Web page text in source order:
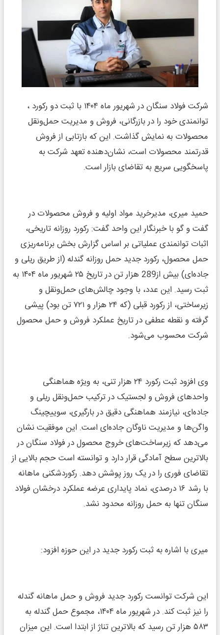
شرکت فولاد سنگان در شهریور ماه ۱۴۰۴ با ثبت دو رکورد ،
توانمندی خود را در بازرگانی، فروش و مدیریت حمل‌و‌نقل
محصولات به نمایش گذاشت. این که بازتابی از فروش
قدرتمند محصولات است، نشان‌دهنده تعهد شرکت به
پاسخگویی سریع به تقاضای بازار است.
حمید میری، مدیرخرید مواد اولیه و فروش محصولات در
گفت و گو با خبرنگار این واحد گفت: رکورد روزانه تاریخی،
اثبات توانمندی عملیاتی بر اساس گزارش بخش برنامه‌ریزی
حمل محصول، رکورد جدید حمل روزانه گندله (از طریق ریلی و
جاده‌ای) بیش از289 هزار تن در تاریخ ۲۵ شهریور ماه ۱۴۰۴ به
ثبت رسید. این عدد، با وجود چالش‌های حمل‌ونقل و
زیرساختی، از رکورد قبلی (که ۲۴ هزار و ۷۲۱ تن بود) پیشی
گرفته و نقطه عطفی در تاریخ عملکرد فروش و حمل محصول
شرکت محسوب می‌شود.
وی افزود ثبت رکورد ۲۴ هزار تنی، به‌ ویژه هماهنگی
واحدهای فروش و لجستیک در ترکیب حمل‌ونقل ریلی و
جاده‌ای، نیازمند هماهنگی دقیق در بارگیری، سوییچینگ
واگن‌ها و مدیریت ناوگان جاده‌ای است. این موفقیت نشان
می‌دهد که زیرساخت‌های خروج محصول در فولاد سنگان در
بالاترین سطح آمادگی قرار دارد و توانسته است حجم بالایی از
تقاضای فوری را در یک روز پوشش دهد. رکوردشکنی ماهانه
با رشد ۱۶ درصدی، نماد پایداری عرضه عملکرد درخشان فولاد
سنگان تنها به حمل روزانه محدود نشد.
میری با اشاره به ثبت رکورد جدید در این حوزه افزود:
این شرکت توانست رکورد جدید فروش و حمل ماهانه گندله
را نیز ثبت کند. در شهریور ماه ۱۴۰۴، مجموع حمل گندله به
۵۸۳ هزار تن رسید که بالاترین تناژ از ابتدا است. این میزان